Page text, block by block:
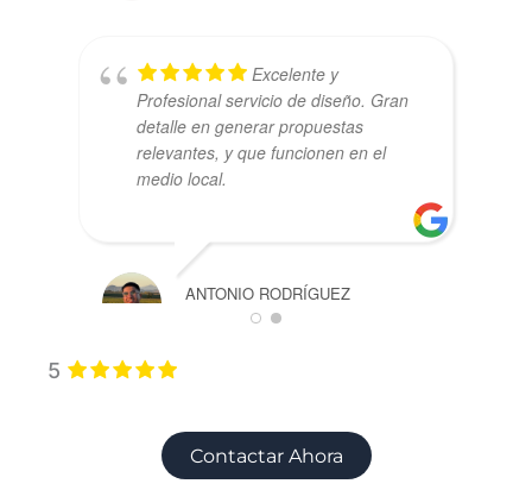
Excelente y
Profesional servicio de diseño. Gran
detalle en generar propuestas
relevantes, y que funcionen en el
medio local.
ANTONIO RODRÍGUEZ
5
Contactar Ahora